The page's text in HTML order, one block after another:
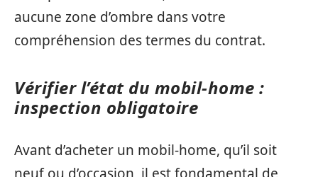
aucune zone d’ombre dans votre
compréhension des termes du contrat.
Vérifier l’état du mobil-home :
inspection obligatoire
Avant d’acheter un mobil-home, qu’il soit